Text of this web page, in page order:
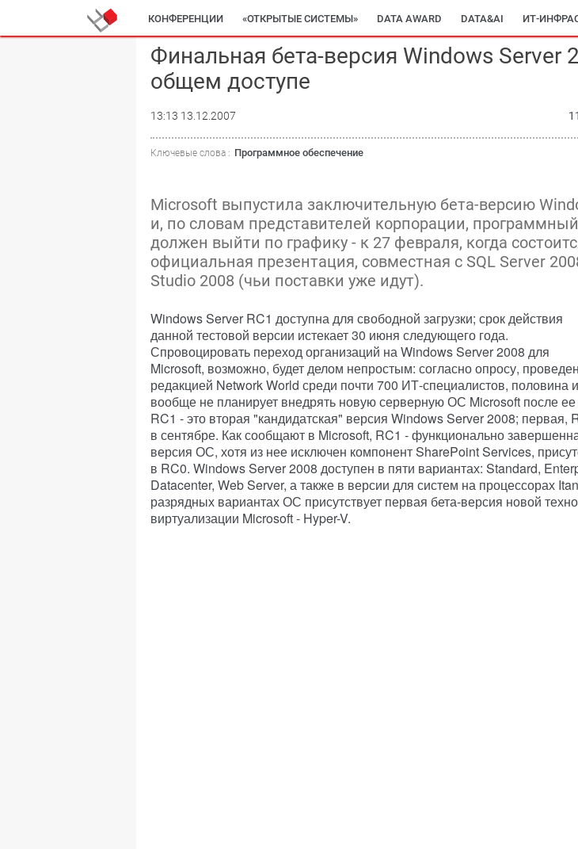
КОНФЕРЕНЦИИ «ОТКРЫТЫЕ СИСТЕМЫ» DATA AWARD DATA&AI ИТ-
Финальная бета-версия Windows Server
общем доступе
13:13 13.12.2007
Ключевые слова : Программное обеспечение
Microsoft выпустила заключительную бета-версию
и, по словам представителей корпорации,
должен выйти по графику - к 27 февраля, когда
официальная презентация, совместная с SQL Server
Studio 2008 (чьи поставки уже идут).
Windows Server RC1 доступна для свободной загрузки; срок действия
данной тестовой версии истекает 30 июня следующего года.
Спровоцировать переход организаций на Windows Server 2008 для
Microsoft, возможно, будет делом непростым: согласно опросу,
редакцией Network World среди почти 700 ИТ-специалистов, половина
вообще не планирует внедрять новую серверную ОС Microsoft после
RC1 - это вторая "кандидатская" версия Windows Server 2008;
в сентябре. Как сообщают в Microsoft, RC1 - функционально
версия ОС, хотя из нее исключен компонент SharePoint Services,
в RC0. Windows Server 2008 доступен в пяти вариантах: Standard,
Datacenter, Web Server, а также в версии для систем на процессорах
разрядных вариантах ОС присутствует первая бета-версия новой
виртуализации Microsoft - Hyper-V.